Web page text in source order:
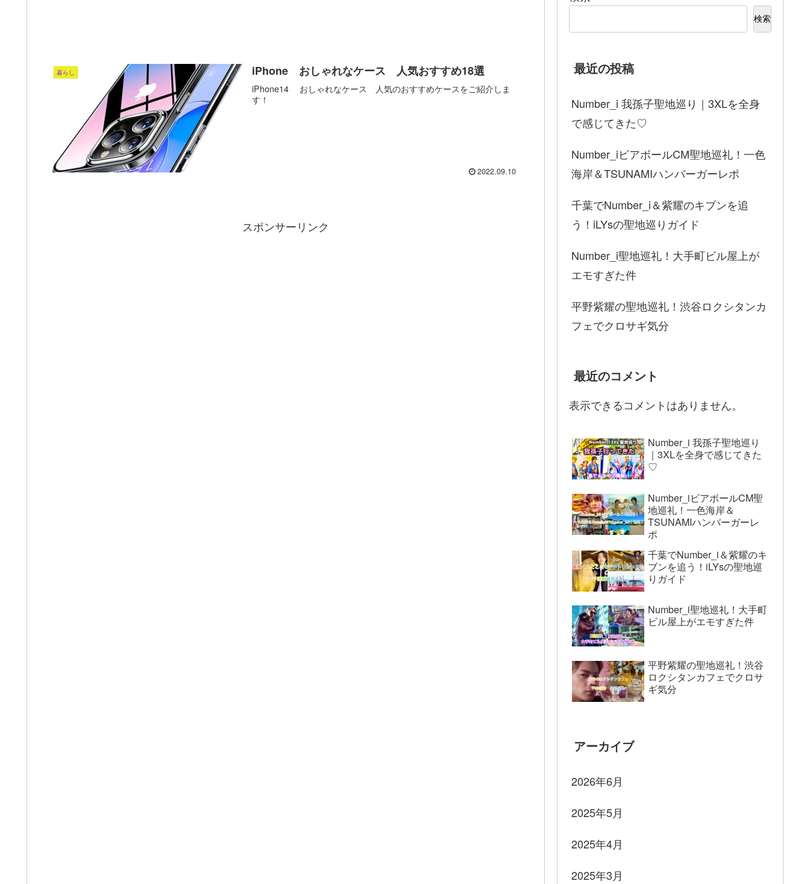
暮らし iPhone おしゃれなケース 人気おすすめ18選
iPhone14 おしゃれなケース 人気のおすすめケースをご紹介しま
す！
2022.09.10
スポンサーリンク
検索
最近の投稿
Number_i 我孫子聖地巡り｜3XLを全身
で感じてきた♡
Number_iビアボールCM聖地巡礼！一色
海岸＆TSUNAMIハンバーガーレポ
千葉でNumber_i＆紫耀のキブンを追
う！iLYsの聖地巡りガイド
Number_i聖地巡礼！大手町ビル屋上が
エモすぎた件
平野紫耀の聖地巡礼！渋谷ロクシタンカ
フェでクロサギ気分
最近のコメント
表示できるコメントはありません。
Number_i 我孫子聖地巡り
｜3XLを全身で感じてきた
♡
Number_iビアボールCM聖
地巡礼！一色海岸＆
TSUNAMIハンバーガーレ
ポ
千葉でNumber_i＆紫耀のキ
ブンを追う！iLYsの聖地巡
りガイド
Number_i聖地巡礼！大手町
ビル屋上がエモすぎた件
平野紫耀の聖地巡礼！渋谷
ロクシタンカフェでクロサ
ギ気分
アーカイブ
2026年6月
2025年5月
2025年4月
2025年3月